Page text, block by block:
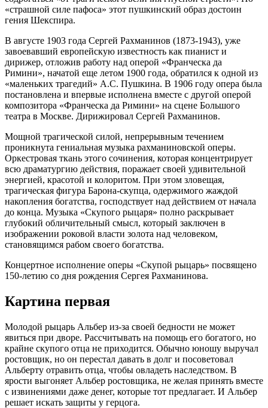
«страшной силе пафоса» этот пушкинский образ достоин
гения Шекспира.
В августе 1903 года Сергей Рахманинов (1873-1943), уже
завоевавший европейскую известность как пианист и
дирижер, отложив работу над оперой «Франческа да
Римини», начатой еще летом 1900 года, обратился к одной из
«маленьких трагедий» А.С. Пушкина. В 1906 году опера была
постановлена и впервые исполнена вместе с другой оперой
композитора «Франческа да Римини» на сцене Большого
театра в Москве. Дирижировал Сергей Рахманинов.
Мощной трагической силой, непрерывным течением
проникнута гениальная музыка рахманиновской оперы.
Оркестровая ткань этого сочинения, которая концентрирует
всю драматургию действия, поражает своей удивительной
энергией, красотой и колоритом. При этом зловещая,
трагическая фигура Барона-скупца, одержимого жаждой
накопления богатства, господствует над действием от начала
до конца. Музыка «Скупого рыцаря» полно раскрывает
глубокий обличительный смысл, который заключен в
изображении роковой власти золота над человеком,
становящимся рабом своего богатства.
Концертное исполнение оперы «Скупой рыцарь» посвящено
150-летию со дня рождения Сергея Рахманинова.
Картина первая
Молодой рыцарь Альбер из-за своей бедности не может
явиться при дворе. Рассчитывать на помощь его богатого, но
крайне скупого отца не приходится. Обычно юношу выручал
ростовщик, но он перестал давать в долг и посоветовал
Альберту отравить отца, чтобы овладеть наследством. В
ярости выгоняет Альбер ростовщика, не желая принять вместе
с извинениями даже денег, которые тот предлагает. И Альбер
решает искать защиты у герцога.